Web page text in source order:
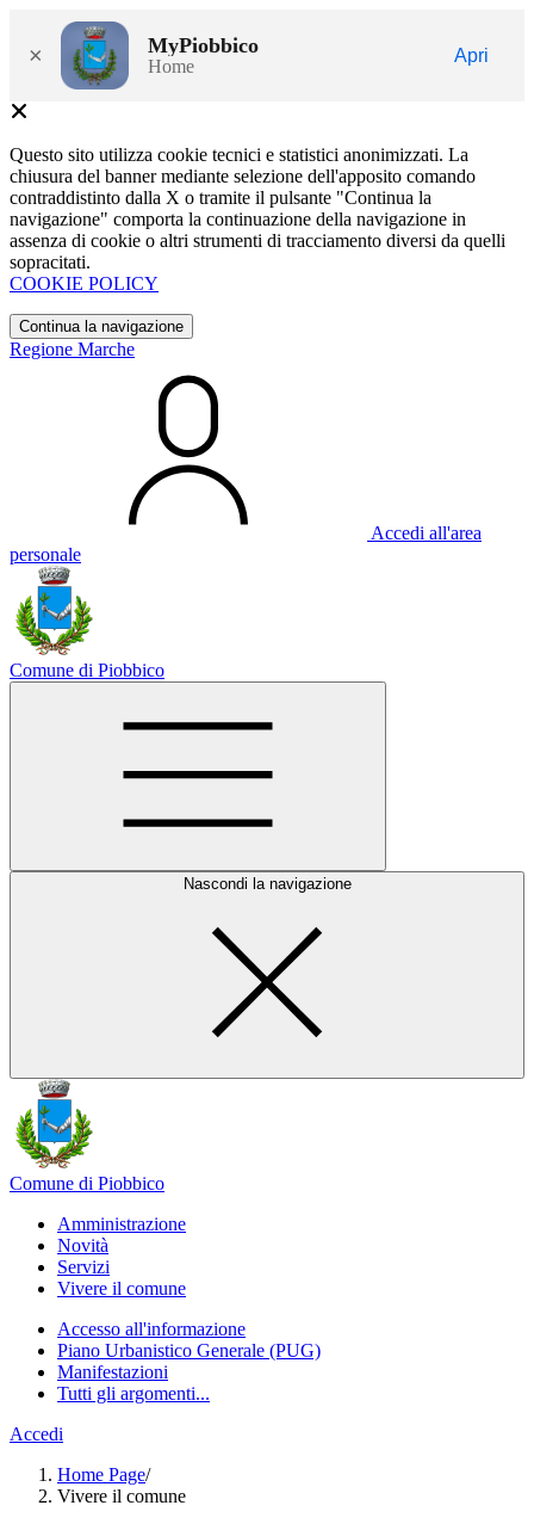
× MyPiobbico
Home
Apri
Questo sito utilizza cookie tecnici e statistici anonimizzati. La
chiusura del banner mediante selezione dell'apposito comando
contraddistinto dalla X o tramite il pulsante "Continua la
navigazione" comporta la continuazione della navigazione in
assenza di cookie o altri strumenti di tracciamento diversi da quelli
sopracitati.
COOKIE POLICY
Continua la navigazione
Regione Marche
Accedi all'area
personale
Comune di Piobbico
Nascondi la navigazione
Comune di Piobbico
Amministrazione
Novità
Servizi
Vivere il comune
Accesso all'informazione
Piano Urbanistico Generale (PUG)
Manifestazioni
Tutti gli argomenti...
Accedi
Home Page/
Vivere il comune